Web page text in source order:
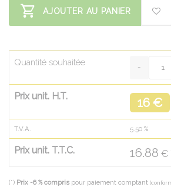
AJOUTER AU PANIER
Quantité souhaitée
Prix unit. H.T. 16 €
T.V.A. 5.50 %
Prix unit. T.T.C. 16.88 €
(*) Prix -6 % compris pour paiement comptant